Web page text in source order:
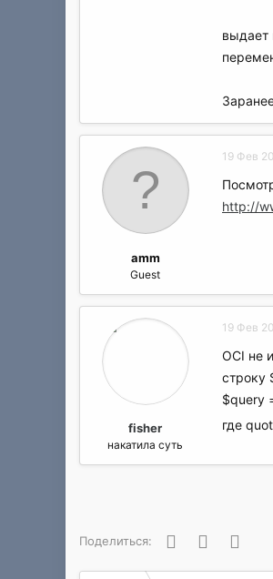
выдает
amm
Guest
19 Фев
http://
fisher
накатила суть
19 Фев
OCI не
строку
$query
где
Поделиться: Facebook
Twitter